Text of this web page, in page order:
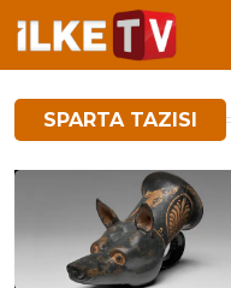
SPARTA TAZISI